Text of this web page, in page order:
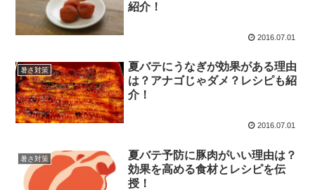
紹介！
2016.07.01
暑さ対策
夏バテにうなぎが効果がある理由
は？アナゴじゃダメ？レシピも紹
介！
2016.07.01
暑さ対策
夏バテ予防に豚肉がいい理由は？
効果を高める食材とレシピを伝
授！